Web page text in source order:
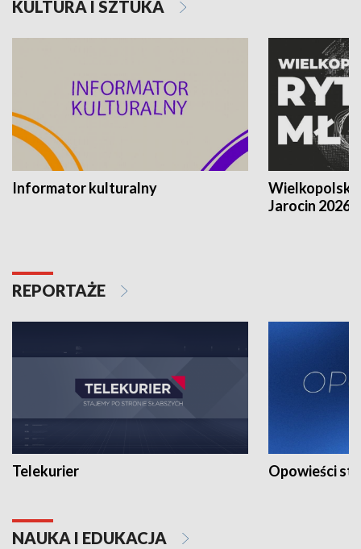
KULTURA I SZTUKA
Informator kulturalny
Jarocin 2026
REPORTAŻE
Telekurier Opowieści
NAUKA I EDUKACJA